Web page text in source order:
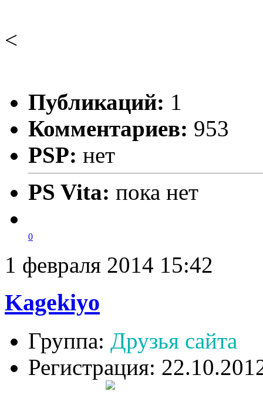
<
Публикаций: 1
Комментариев: 953
PSP: нет
PS Vita: пока нет
0
1 февраля 2014 15:42
Kagekiyo
Группа: Друзья сайта
Регистрация: